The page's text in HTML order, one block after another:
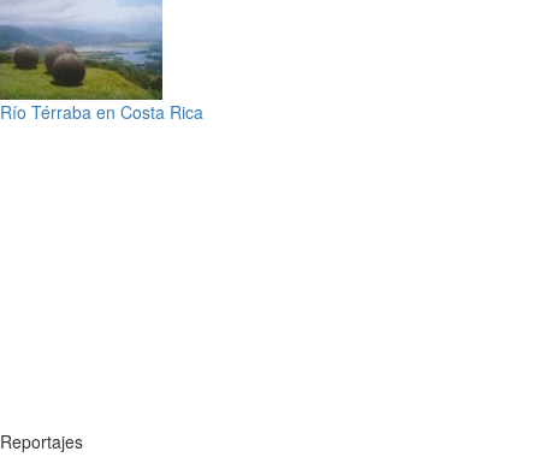
Río Térraba en Costa Rica
Reportajes